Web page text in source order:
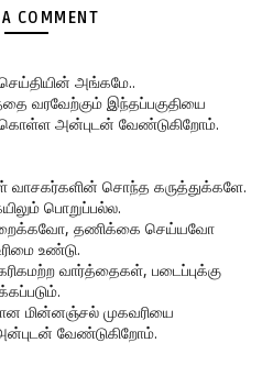
COMMENT
அங்கமே..
வரவேற்கும் இந்தப்பகுதியை
அன்புடன் வேண்டுகிறோம்.
வாசகர்களின் சொந்த கருத்துக்களே.
பொறுப்பல்ல.
தணிக்கை செய்யவோ
உண்டு.
வார்த்தைகள், படைப்புக்கு
மின்னஞ்சல் முகவரியை
வேண்டுகிறோம்.